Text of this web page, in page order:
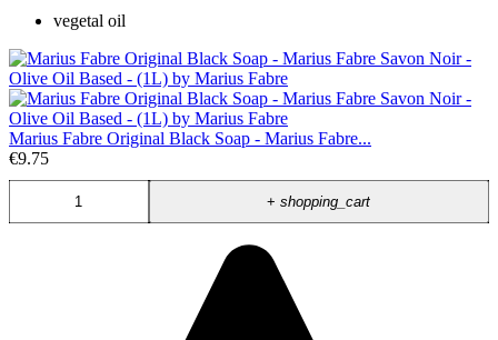
vegetal oil
Marius Fabre Original Black Soap - Marius Fabre...
€9.75
+shopping_cart